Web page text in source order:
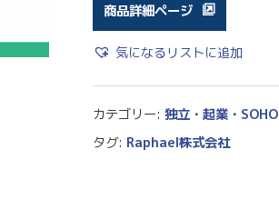
商品詳細ページ
気になるリストに追加
カテゴリー: 独立・起業・SOHO
タグ: Raphael株式会社